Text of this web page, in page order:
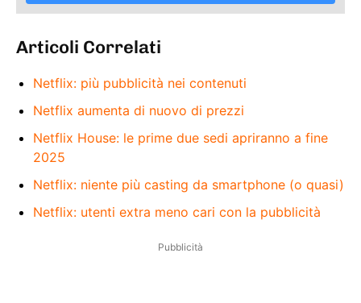
Articoli Correlati
Netflix: più pubblicità nei contenuti
Netflix aumenta di nuovo di prezzi
Netflix House: le prime due sedi apriranno a fine
2025
Netflix: niente più casting da smartphone (o quasi)
Netflix: utenti extra meno cari con la pubblicità
Pubblicità